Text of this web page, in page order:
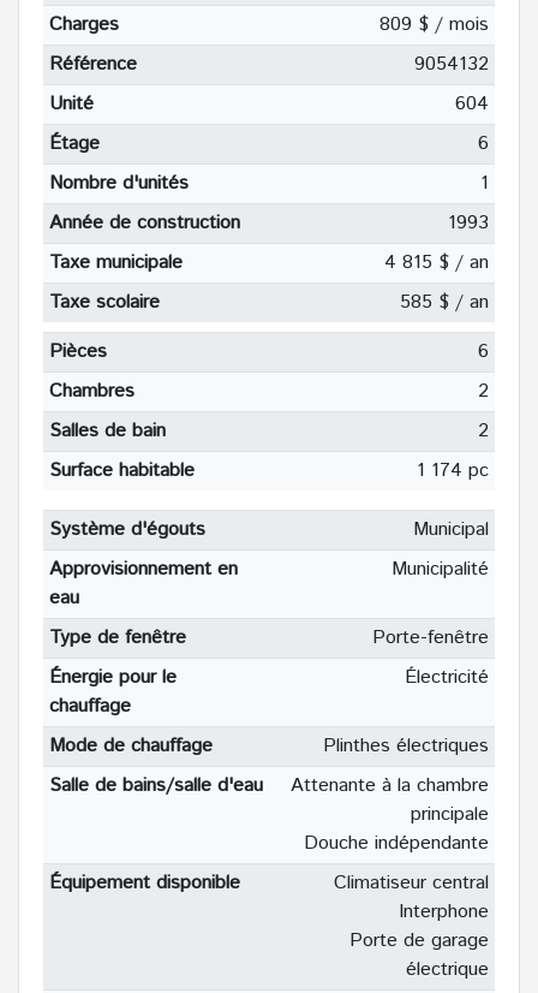
Charges
809 $ / mois
Référence
9054132
Unité
604
Étage
6
Nombre d'unités
1
Année de construction
1993
Taxe municipale
4 815 $ / an
Taxe scolaire
585 $ / an
Pièces
6
Chambres
2
Salles de bain
2
Surface habitable
1 174 pc
Système d'égouts
Municipal
Approvisionnement en
eau
Municipalité
Type de fenêtre
Porte-fenêtre
Énergie pour le
chauffage
Électricité
Mode de chauffage
Plinthes électriques
Salle de bains/salle d'eau
Attenante à la chambre
principale
Douche indépendante
Équipement disponible
Climatiseur central
Interphone
Porte de garage
électrique